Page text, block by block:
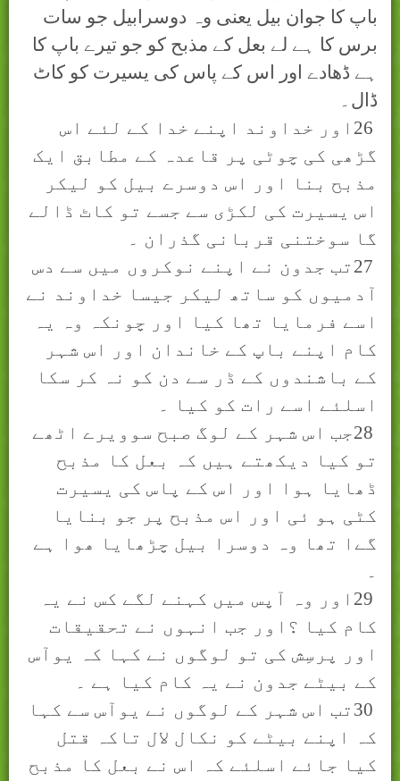
باپ کا جوان بیل یعنی وہ دوسرابیل جو سات
برس کا ہے لے بعل کے مذبح کو جو تیرے باپ کا
ہے ڈھادے اور اس کے پاس کی یسیرت کو کاٹ
ڈال۔
26 اور خداوند اپنے خدا کے لئے اس
گڑھی کی چوٹی پر قاعدہ کے مطابق ایک
مذبح بنا اور اس دوسرے بیل کو لیکر
اس یسیرت کی لکڑی سے جسے تو کاٹ ڈالے
گا سوختنی قربانی گذران ۔
27 تب جدون نے اپنے نوکروں میں سے دس
آدمیوں کو ساتھ لیکر جیسا خداوند نے
اسے فرمایا تھا کیا اور چونکہ وہ یہ
کام اپنے باپ کے خاندان اور اس شہر
کے باشندوں کے ڈر سے دن کو نہ کر سکا
اسلئے اسے رات کو کیا ۔
28جب اس شہر کے لوگ صبح سوویرے اٹھے
تو کیا دیکھتے ہیں کہ بعل کا مذبح
ڈھايا ہوا اور اس کے پاس کی یسیرت
کٹی ہو ئی اور اس مذبح پر جو بنایا
گےا تھا وہ دوسرا بیل چڑھايا ھوا ہے
۔
29 اور وہ آپس میں کہنے لگے کس نے یہ
کام کیا ؟اور جب انہوں نے تحقیقات
اور پرسِش کی تو لوگوں نے کہا کہ یوآس
کے بیٹے جدون نے یہ کام کیا ہے ۔
30 تب اس شہر کے لوگوں نے یوآس سے کہا
کہ اپنے بیٹے کو نکال لال تاکہ قتل
کیا جائے اسلئے کہ اس نے بعل کا مذبح